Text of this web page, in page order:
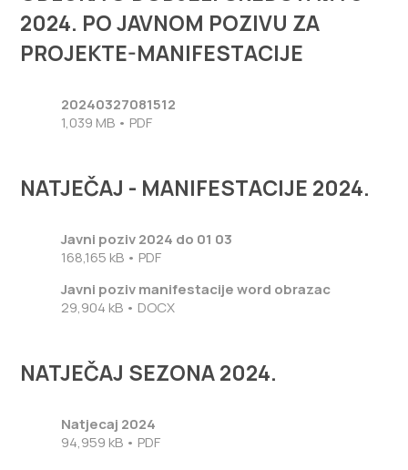
2024. PO JAVNOM POZIVU ZA
PROJEKTE-MANIFESTACIJE
20240327081512
1,039 MB • PDF
NATJEČAJ - MANIFESTACIJE 2024.
Javni poziv 2024 do 01 03
168,165 kB • PDF
Javni poziv manifestacije word obrazac
29,904 kB • DOCX
NATJEČAJ SEZONA 2024.
Natjecaj 2024
94,959 kB • PDF